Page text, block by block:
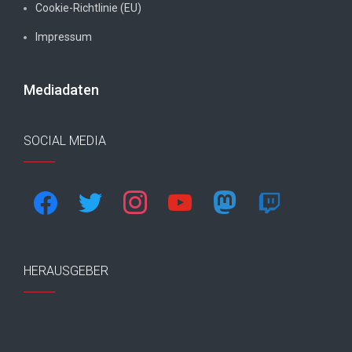
Cookie-Richtlinie (EU)
Impressum
Mediadaten
SOCIAL MEDIA
facebook twitter instagram youtube mastodon twitch
HERAUSGEBER